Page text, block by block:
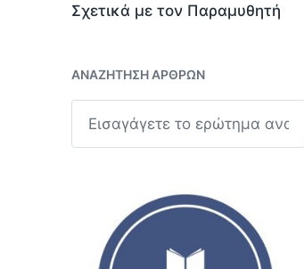
Σχετικά με τον Παραμυθητή
ΑΝΑΖΉΤΗΣΗ ΆΡΘΡΩΝ